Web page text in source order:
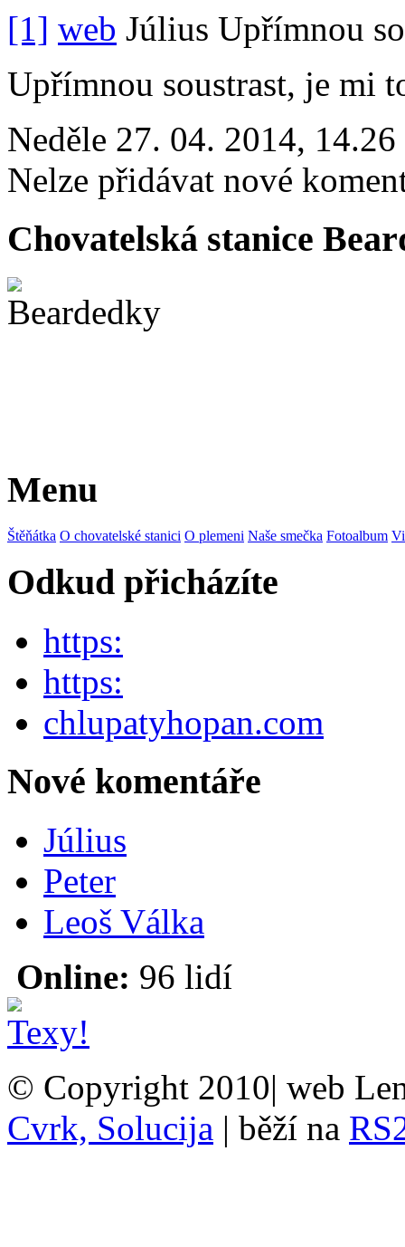
[1] web Július Upřímnou
Upřímnou soustrast, je mi
Neděle 27. 04. 2014, 14.26
Nelze přidávat nové
Chovatelská stanice
Menu
Štěňátka O chovatelské stanici O plemeni Naše smečka Fotoalbum
Odkud přicházíte
https:
https:
chlupatyhopan.com
Nové komentáře
Július
Peter
Leoš Válka
Online: 96 lidí
© Copyright 2010| web
Cvrk, Solucija | běží na